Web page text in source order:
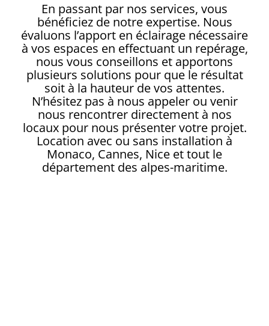
En passant par nos services, vous
bénéficiez de notre expertise. Nous
évaluons l’apport en éclairage nécessaire
à vos espaces en effectuant un repérage,
nous vous conseillons et apportons
plusieurs solutions pour que le résultat
soit à la hauteur de vos attentes.
N’hésitez pas à nous appeler ou venir
nous rencontrer directement à nos
locaux pour nous présenter votre projet.
Location avec ou sans installation à
Monaco, Cannes, Nice et tout le
département des alpes-maritime.